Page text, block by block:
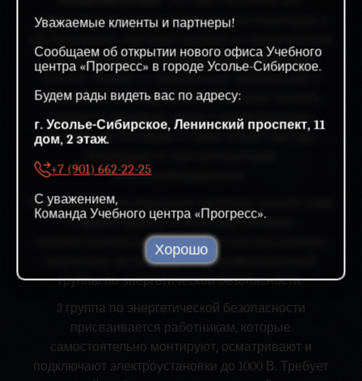
Уважаемые клиенты и партнеры!
Сообщаем об открытии нового офиса Учебного
центра «Прогресс» в городе Усолье-Сибирское.
Будем рады видеть вас по адресу:
г. Усолье-Сибирское, Ленинский проспект, 11
дом, 2 этаж.
+7 (901) 662-22-25
С уважением,
Команда Учебного центра «Прогресс».
Хорошо
специалистов, осуществляющих эксплуатацию и
и в организациях. В рамках курса слушатели
получат знания о современных требованиях к
безопасности и надежности электроустановок,
научатся оценивать риски и предотвращать
аварийные ситуации, а также освоят методы
электрооборудования.
Подготовка и последующая проверка знаний норм
и правил работы в электроустановках
электротехнического и электротехнологического
персонала организаций 3 квалификационной
группы по энергетической безопасности.
3 группа по энергетической безопасности
присваивается работникам, которые
самостоятельно монтируют, осматривают и
подключают электроустановки до 1000 В. Требует